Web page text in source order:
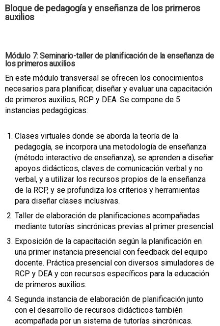
Bloque de pedagogía y enseñanza de los primeros
auxilios
Módulo 7: Seminario-taller de planificación de la enseñanza de
los primeros auxilios
En este módulo transversal se ofrecen los conocimientos
necesarios para planificar, diseñar y evaluar una capacitación
de primeros auxilios, RCP y DEA. Se compone de 5
instancias pedagógicas:
Clases virtuales donde se aborda la teoría de la
pedagogía, se incorpora una metodología de enseñanza
(método interactivo de enseñanza), se aprenden a diseñar
apoyos didácticos, claves de comunicación verbal y no
verbal, y a utilizar los recursos propios de la enseñanza
de la RCP, y se profundiza los criterios y herramientas
para diseñar clases inclusivas.
Taller de elaboración de planificaciones acompañadas
mediante tutorías sincrónicas previas al primer presencial.
Exposición de la capacitación según la planificación en
una primer instancia presencial con feedback del equipo
docente. Práctica presencial con diversos simuladores de
RCP y DEA y con recursos específicos para la educación
de primeros auxilios.
Segunda instancia de elaboración de planificación junto
con el desarrollo de recursos didácticos también
acompañada por un sistema de tutorías sincrónicas.